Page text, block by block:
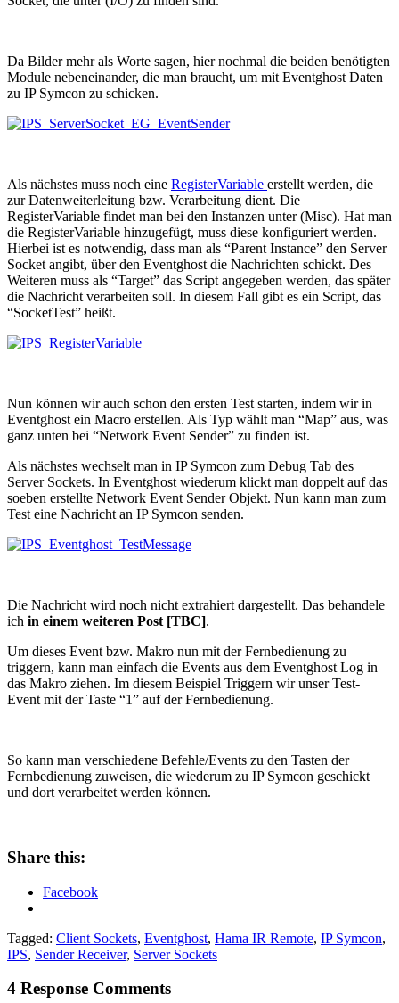
Da Bilder mehr als Worte sagen, hier nochmal die beiden benötigten
Module nebeneinander, die man braucht, um mit Eventghost Daten
zu IP Symcon zu schicken.
Als nächstes muss noch eine RegisterVariable erstellt werden, die
zur Datenweiterleitung bzw. Verarbeitung dient. Die
RegisterVariable findet man bei den Instanzen unter (Misc). Hat man
die RegisterVariable hinzugefügt, muss diese konfiguriert werden.
Hierbei ist es notwendig, dass man als “Parent Instance” den Server
Socket angibt, über den Eventghost die Nachrichten schickt. Des
Weiteren muss als “Target” das Script angegeben werden, das später
die Nachricht verarbeiten soll. In diesem Fall gibt es ein Script, das
“SocketTest” heißt.
Nun können wir auch schon den ersten Test starten, indem wir in
Eventghost ein Macro erstellen. Als Typ wählt man “Map” aus, was
ganz unten bei “Network Event Sender” zu finden ist.
Als nächstes wechselt man in IP Symcon zum Debug Tab des
Server Sockets. In Eventghost wiederum klickt man doppelt auf das
soeben erstellte Network Event Sender Objekt. Nun kann man zum
Test eine Nachricht an IP Symcon senden.
Die Nachricht wird noch nicht extrahiert dargestellt. Das behandele
ich in einem weiteren Post [TBC].
Um dieses Event bzw. Makro nun mit der Fernbedienung zu
triggern, kann man einfach die Events aus dem Eventghost Log in
das Makro ziehen. Im diesem Beispiel Triggern wir unser Test-
Event mit der Taste “1” auf der Fernbedienung.
So kann man verschiedene Befehle/Events zu den Tasten der
Fernbedienung zuweisen, die wiederum zu IP Symcon geschickt
und dort verarbeitet werden können.
Share this:
Facebook
Tagged: Client Sockets, Eventghost, Hama IR Remote, IP Symcon,
IPS, Sender Receiver, Server Sockets
4 Response Comments